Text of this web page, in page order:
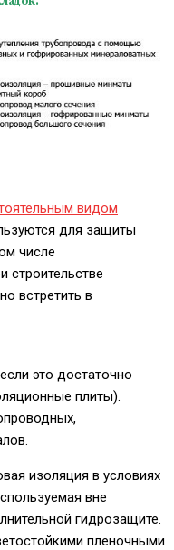
видом
для защиты
числе
строительстве
встретить в
это достаточно
плиты).
изоляция в условиях
вне
гидрозащите.
пленочными